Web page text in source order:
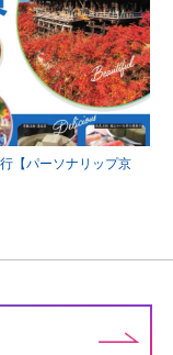
【パーソナリップ京